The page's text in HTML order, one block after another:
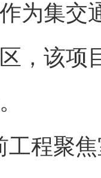
集交
，该项
聚焦